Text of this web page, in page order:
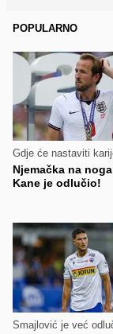
POPULARNO
Gdje će nastaviti
Njemačka na
Kane je odlučio!
Smajlović je već